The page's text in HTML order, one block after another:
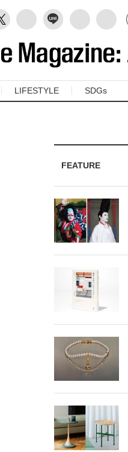
LIFESTYLE SDGs
FEATURE